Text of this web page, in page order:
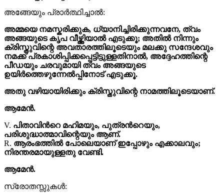
അങ്ങേയും പ്രാർത്ഥിച്ചാൽ:
അമ്മയെ നമസ്കരിക്കുക, ധ്യാനിച്ചിരിക്കുന്നവനേ, ത്വം
അങ്ങയുടെ കൃപ വീഴ്ത്തിയാൽ എടുക്കൂ; അതിൽ നിന്നും
ക്രിസ്തുവിന്റെ അവതാരത്തിലൂടെയും മലക്കു സന്ദേശവും
നമക്ക് പ്രകാശിപ്പിക്കപ്പെട്ടിട്ടുള്ളതിനാല്‍, അദ്ദേഹത്തിന്റെ
പീഡയും ചരവുമായി ത്വം അങ്ങയുടെ
ഉയിർത്തെഴുന്നേൽപ്പിനോട് എടുക്കൂ.
അതു വഴിയായിരിക്കും ക്രിസ്തുവിന്റെ നാമത്തിലൂടെയാണ്.
ആമേൻ.
V. പിതാവിന്‍റെ മഹിമയും, പുത്രന്‍റെയും,
പരിശുദ്ധാത്മാവിന്റെയും ആണ്.
R. ആരംഭത്തിൽ പോലെയാണ് ഇപ്പോഴും എക്കാലവും;
നിരന്തരമായുള്ളതു വേണ്ടി.
ആമേൻ.
സ്രോതസ്സുകൾ: